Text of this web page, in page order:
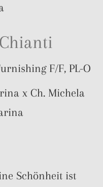
F/F, PL-O
x Ch. Michela
Schönheit ist